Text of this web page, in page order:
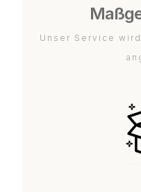
Unser Service